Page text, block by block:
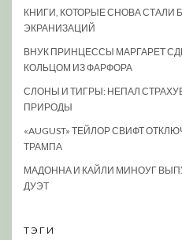
КНИГИ, КОТОРЫЕ СНОВА СТАЛИ
ЭКРАНИЗАЦИЙ
ВНУК ПРИНЦЕССЫ МАРГАРЕТ
КОЛЬЦОМ ИЗ ФАРФОРА
СЛОНЫ И ТИГРЫ: НЕПАЛ
ПРИРОДЫ
«AUGUST» ТЕЙЛОР СВИФТ
ТРАМПА
МАДОННА И КАЙЛИ МИНОУГ
ДУЭТ
ТЭГИ